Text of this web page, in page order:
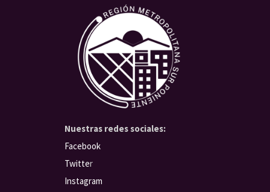
Nuestras redes sociales:
Facebook
Twitter
Instagram